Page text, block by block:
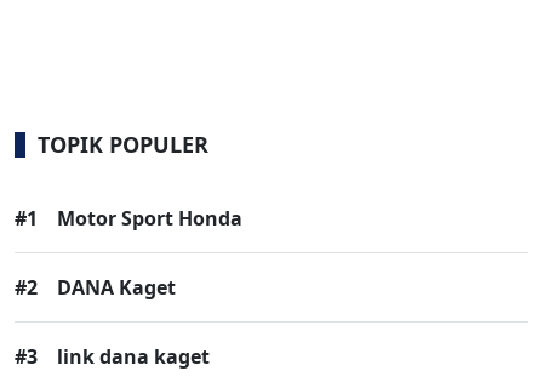
TOPIK POPULER
#1 Motor Sport Honda
#2 DANA Kaget
#3 link dana kaget